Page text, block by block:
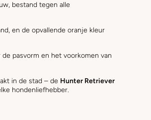
bestand tegen alle
en de opvallende oranje kleur
pasvorm en het voorkomen van
in de stad – de Hunter Retriever
hondenliefhebber.